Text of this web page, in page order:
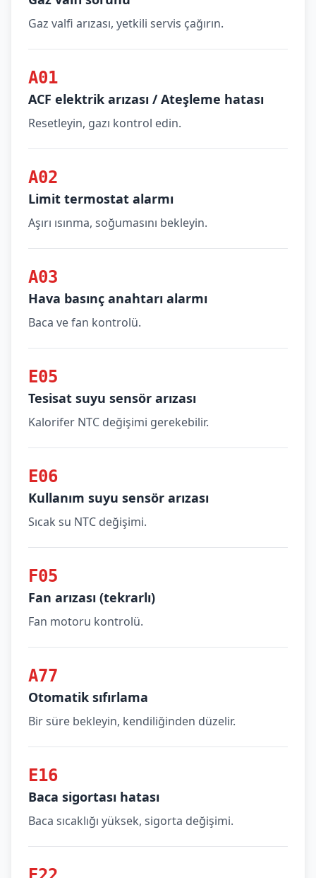
Gaz valfi arızası, yetkili servis çağırın.
A01
ACF elektrik arızası / Ateşleme hatası
Resetleyin, gazı kontrol edin.
A02
Limit termostat alarmı
Aşırı ısınma, soğumasını bekleyin.
A03
Hava basınç anahtarı alarmı
Baca ve fan kontrolü.
E05
Tesisat suyu sensör arızası
Kalorifer NTC değişimi gerekebilir.
E06
Kullanım suyu sensör arızası
Sıcak su NTC değişimi.
F05
Fan arızası (tekrarlı)
Fan motoru kontrolü.
A77
Otomatik sıfırlama
Bir süre bekleyin, kendiliğinden düzelir.
E16
Baca sigortası hatası
Baca sıcaklığı yüksek, sigorta değişimi.